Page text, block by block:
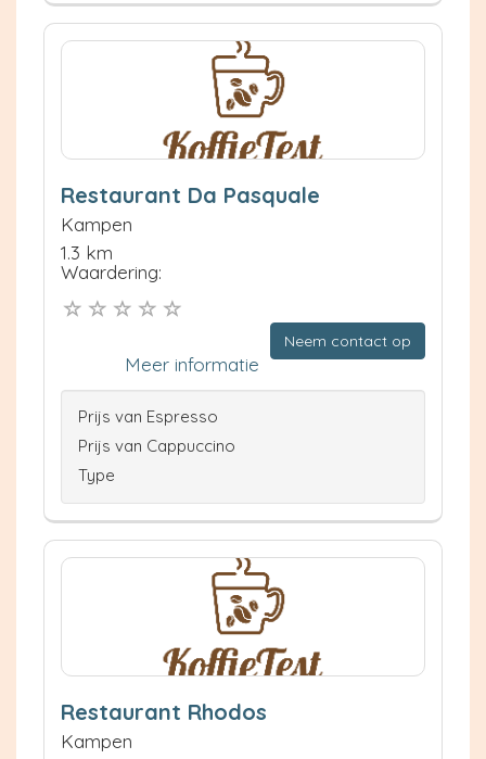
Restaurant Da Pasquale
Kampen
1.3 km
Waardering:
Neem contact op
Meer informatie
Prijs van Espresso
Prijs van Cappuccino
Type
Restaurant Rhodos
Kampen